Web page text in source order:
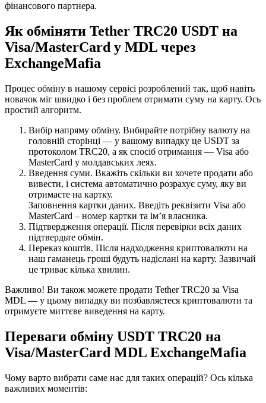
фінансового партнера.
Як обміняти Tether TRC20 USDT на
Visa/MasterCard у MDL через
ExchangeMafia
Процес обміну в нашому сервісі розроблений так, щоб навіть
новачок міг швидко і без проблем отримати суму на карту. Ось
простий алгоритм.
Вибір напряму обміну. Вибирайте потрібну валюту на
головній сторінці — у вашому випадку це USDT за
протоколом TRC20, а як спосіб отримання — Visa або
MasterCard у молдавських леях.
Введення суми. Вкажіть скільки ви хочете продати або
вивести, і система автоматично розрахує суму, яку ви
отримаєте на картку.
Заповнення картки даних. Введіть реквізити Visa або
MasterCard – номер картки та ім’я власника.
Підтвердження операції. Після перевірки всіх даних
підтвердьте обмін.
Переказ коштів. Після надходження криптовалюти на
наш гаманець гроші будуть надіслані на карту. Зазвичай
це триває кілька хвилин.
Важливо! Ви також можете продати Tether TRC20 за Visa
MDL — у цьому випадку ви позбавляєтеся криптовалюти та
отримуєте миттєве виведення на карту.
Переваги обміну USDT TRC20 на
Visa/MasterCard MDL ExchangeMafia
Чому варто вибрати саме нас для таких операцій? Ось кілька
важливих моментів: